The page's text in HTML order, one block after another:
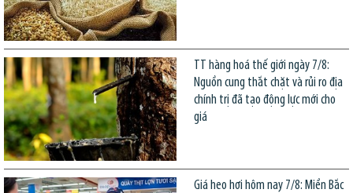
TT hàng hoá thế giới ngày 7/8:
Nguồn cung thắt chặt và rủi ro địa
chính trị đã tạo động lực mới cho
giá
Giá heo hơi hôm nay 7/8: Miền Bắc